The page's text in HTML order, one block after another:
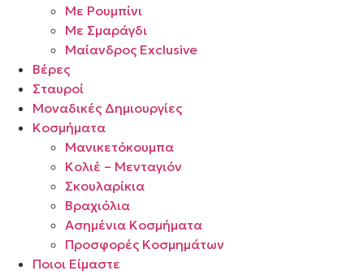
Με Ρουμπίνι
Με Σμαράγδι
Μαίανδρος Exclusive
Βέρες
Σταυροί
Μοναδικές Δημιουργίες
Κοσμήματα
Μανικετόκουμπα
Κολιέ – Μενταγιόν
Σκουλαρίκια
Βραχιόλια
Ασημένια Κοσμήματα
Προσφορές Κοσμημάτων
Ποιοι Είμαστε